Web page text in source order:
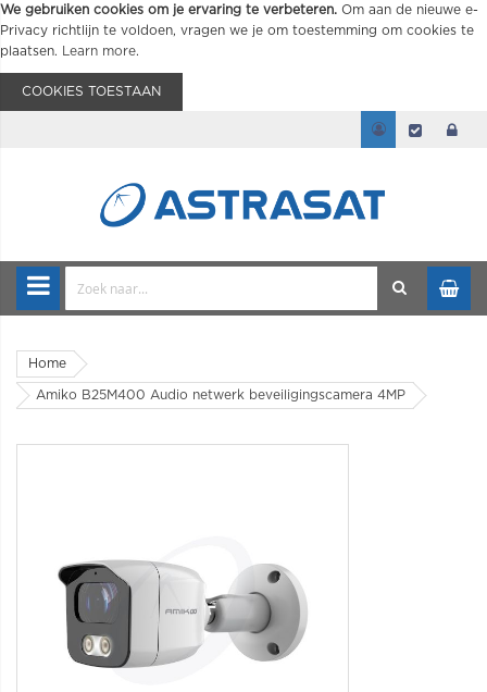
We gebruiken cookies om je ervaring te verbeteren. Om aan de nieuwe e-
Privacy richtlijn te voldoen, vragen we je om toestemming om cookies te
plaatsen.
Learn more.
COOKIES TOESTAAN
Home
Amiko B25M400 Audio netwerk beveiligingscamera 4MP